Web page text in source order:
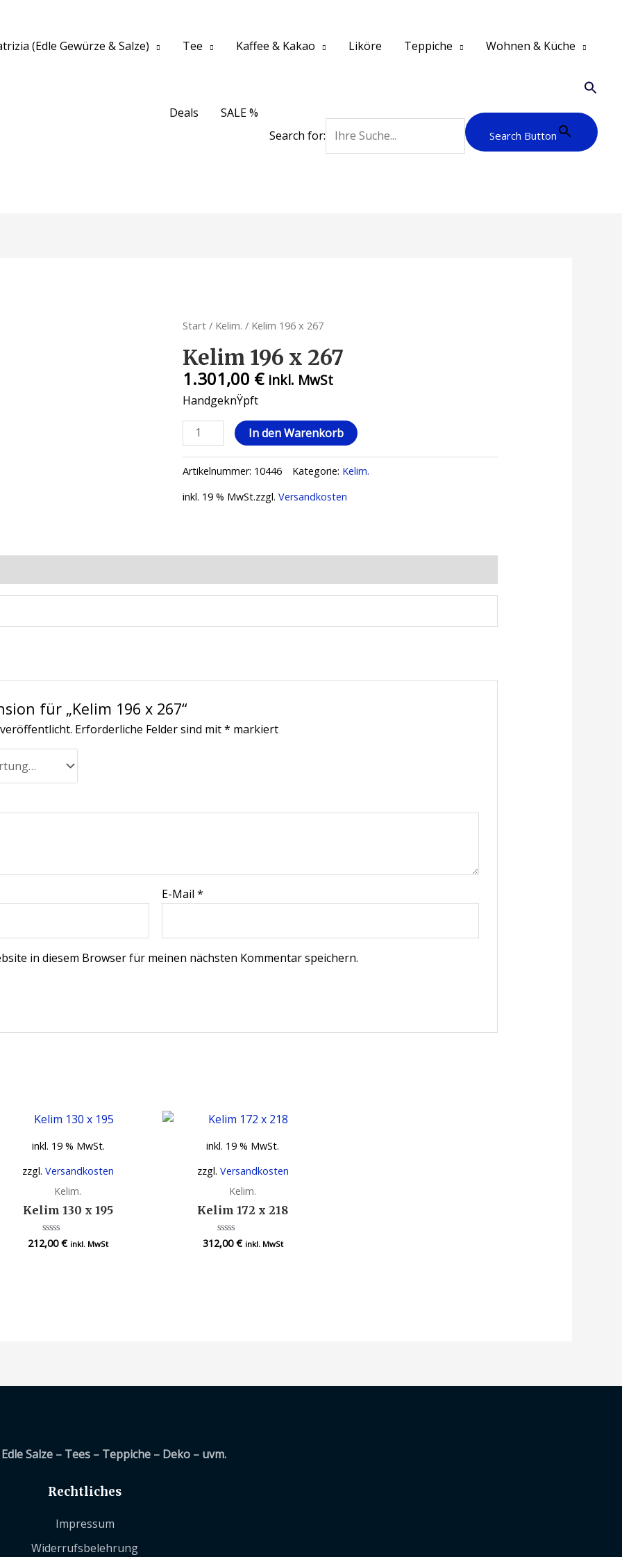
(Edle Gewürze & Salze) Tee Kaffee & Kakao Liköre Teppiche Wohnen & Küche
Deals
SALE %
Search for:
Search Button
Start / Kelim. / Kelim 196 x 267
Kelim 196 x 267
1.301,00 € inkl. MwSt
HandgeknŸpft
Kelim
196
x
267
Menge
In den Warenkorb
Artikelnummer: 10446 Kategorie: Kelim.
inkl. 19 % MwSt.zzgl.Versandkosten
für „Kelim 196 x 267“
Erforderliche Felder sind mit* markiert
E-Mail*
in diesem Browser für meinen nächsten Kommentar speichern.
inkl. 19 % MwSt.
zzgl.Versandkosten
Kelim.
Kelim 130 x 195
Bewertet
mit
212,00€ inkl. MwSt
inkl. 19 % MwSt.
zzgl. Versandkosten
Kelim.
Kelim 172 x 218
Bewertet
mit
312,00€ inkl. MwSt
Salze – Tees – Teppiche – Deko – uvm.
Rechtliches
Impressum
Widerrufsbelehrung